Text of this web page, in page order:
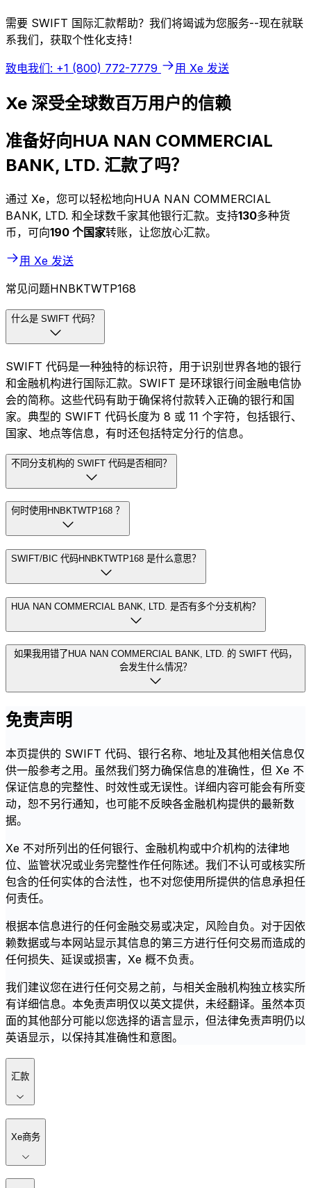
需要 SWIFT 国际汇款帮助？我们将竭诚为您服务--现在就联
系我们，获取个性化支持！
致电我们: +1 (800) 772-7779 用 Xe 发送
Xe 深受全球数百万用户的信赖
准备好向HUA NAN COMMERCIAL
BANK, LTD. 汇款了吗？
通过 Xe，您可以轻松地向HUA NAN COMMERCIAL
BANK, LTD. 和全球数千家其他银行汇款。支持130多种货
币，可向190 个国家转账，让您放心汇款。
用 Xe 发送
常见问题HNBKTWTP168
什么是 SWIFT 代码？
SWIFT 代码是一种独特的标识符，用于识别世界各地的银行
和金融机构进行国际汇款。SWIFT 是环球银行间金融电信协
会的简称。这些代码有助于确保将付款转入正确的银行和国
家。典型的 SWIFT 代码长度为 8 或 11 个字符，包括银行、
国家、地点等信息，有时还包括特定分行的信息。
不同分支机构的 SWIFT 代码是否相同？
何时使用HNBKTWTP168 ？
SWIFT/BIC 代码HNBKTWTP168 是什么意思？
HUA NAN COMMERCIAL BANK, LTD. 是否有多个分支机构？
如果我用错了HUA NAN COMMERCIAL BANK, LTD. 的 SWIFT 代码，
会发生什么情况？
免责声明
本页提供的 SWIFT 代码、银行名称、地址及其他相关信息仅
供一般参考之用。虽然我们努力确保信息的准确性，但 Xe 不
保证信息的完整性、时效性或无误性。详细内容可能会有所变
动，恕不另行通知，也可能不反映各金融机构提供的最新数
据。
Xe 不对所列出的任何银行、金融机构或中介机构的法律地
位、监管状况或业务完整性作任何陈述。我们不认可或核实所
包含的任何实体的合法性，也不对您使用所提供的信息承担任
何责任。
根据本信息进行的任何金融交易或决定，风险自负。对于因依
赖数据或与本网站显示其信息的第三方进行任何交易而造成的
任何损失、延误或损害，Xe 概不负责。
我们建议您在进行任何交易之前，与相关金融机构独立核实所
有详细信息。本免责声明仅以英文提供，未经翻译。虽然本页
面的其他部分可能以您选择的语言显示，但法律免责声明仍以
英语显示，以保持其准确性和意图。
汇款
Xe商务